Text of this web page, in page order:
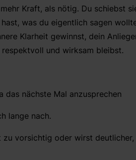
Kraft, als nötig. Du schiebst
was du eigentlich sagen
Klarheit gewinnst, dein
und wirksam bleibst.
das nächste Mal anzusprechen
lange nach.
vorsichtig oder wirst